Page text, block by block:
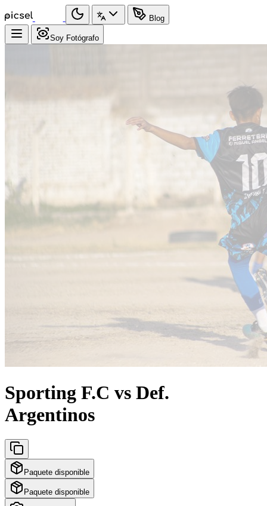
Blog
Soy Fotógrafo
Sporting F.C vs Def.
Argentinos
Paquete disponible
Paquete disponible